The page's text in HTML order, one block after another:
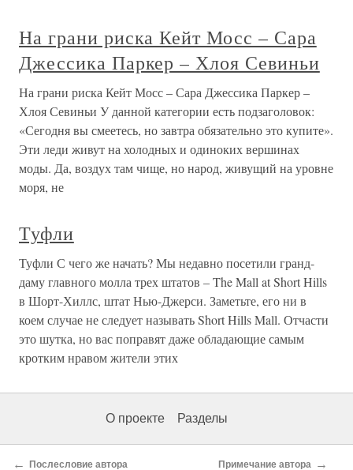
На грани риска Кейт Мосс – Сара
Джессика Паркер – Хлоя Севиньи
На грани риска Кейт Мосс – Сара Джессика Паркер –
Хлоя Севиньи У данной категории есть подзаголовок:
«Сегодня вы смеетесь, но завтра обязательно это купите».
Эти леди живут на холодных и одиноких вершинах
моды. Да, воздух там чище, но народ, живущий на уровне
моря, не
Туфли
Туфли С чего же начать? Мы недавно посетили гранд-
даму главного молла трех штатов – The Mall at Short Hills
в Шорт-Хиллс, штат Нью-Джерси. Заметьте, его ни в
коем случае не следует называть Short Hills Mall. Отчасти
это шутка, но вас поправят даже обладающие самым
кротким нравом жители этих
О проекте Разделы
← Послесловие автора Примечание автора →